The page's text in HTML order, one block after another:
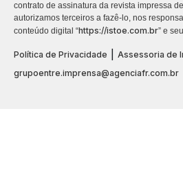
contrato de assinatura da revista impressa
autorizamos terceiros a fazê-lo, nos
conteúdo digital “https://istoe.com.br” e
Política de Privacidade
Assessoria de
grupoentre.imprensa@agenciafr.com.br